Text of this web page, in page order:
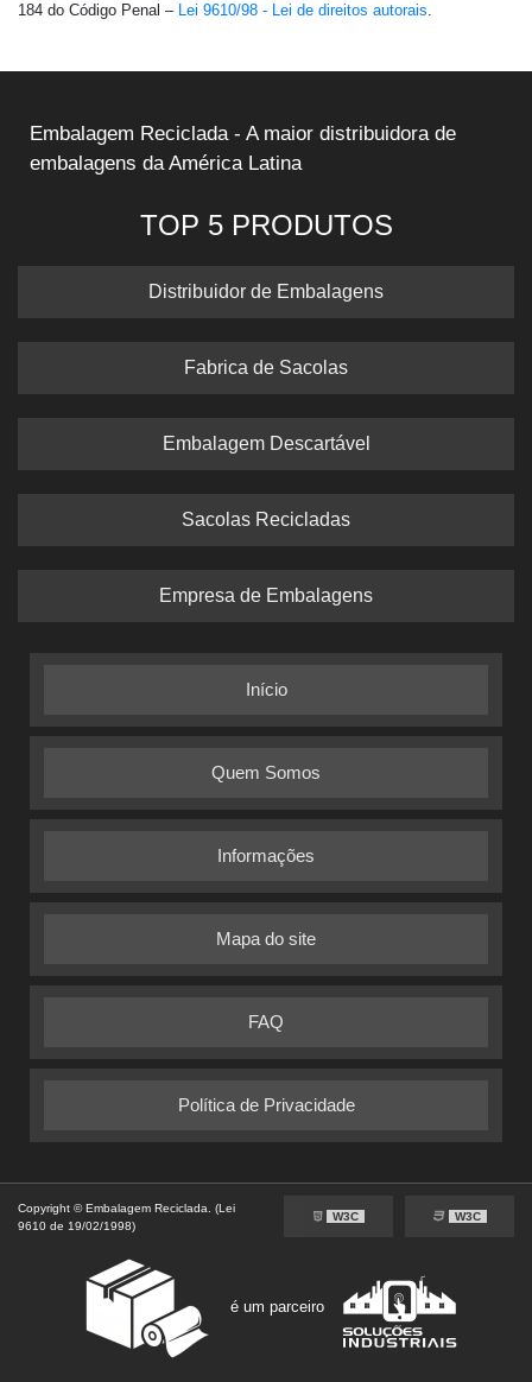
184 do Código Penal – Lei 9610/98 - Lei de direitos autorais.
Embalagem Reciclada - A maior distribuidora de
embalagens da América Latina
TOP 5 PRODUTOS
Distribuidor de Embalagens
Fabrica de Sacolas
Embalagem Descartável
Sacolas Recicladas
Empresa de Embalagens
Início
Quem Somos
Informações
Mapa do site
FAQ
Política de Privacidade
Copyright © Embalagem Reciclada. (Lei
9610 de 19/02/1998)
W3C W3C
é um parceiro